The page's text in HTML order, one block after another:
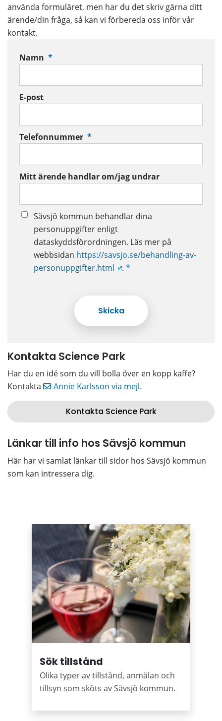
använda formuläret, men har du det skriv gärna ditt
ärende/din fråga, så kan vi förbereda oss inför vår
kontakt.
Namn *(obligatorisk)
E-post
Telefonnummer *(obligatorisk)
Mitt ärende handlar om/jag undrar
Sävsjö kommun behandlar dina
personuppgifter enligt
dataskyddsförordningen. Läs mer på
webbsidan https://savsjo.se/behandling-av-
personuppgifter.html
. *
Kontakta Science Park
Har du en idé som du vill bolla över en kopp kaffe?
Kontakta
Annie Karlsson via mejl.
Kontakta Science Park
Länkar till info hos Sävsjö kommun
Här har vi samlat länkar till sidor hos Sävsjö kommun
som kan intressera dig.
Puffar
Sök tillstånd
Olika typer av tillstånd, anmälan och
tillsyn som sköts av Sävsjö kommun.